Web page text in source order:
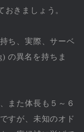
おきましょう。
ち、実際、サーベ
の異名を持ちま
また体長も５～６
すが、未知のオド